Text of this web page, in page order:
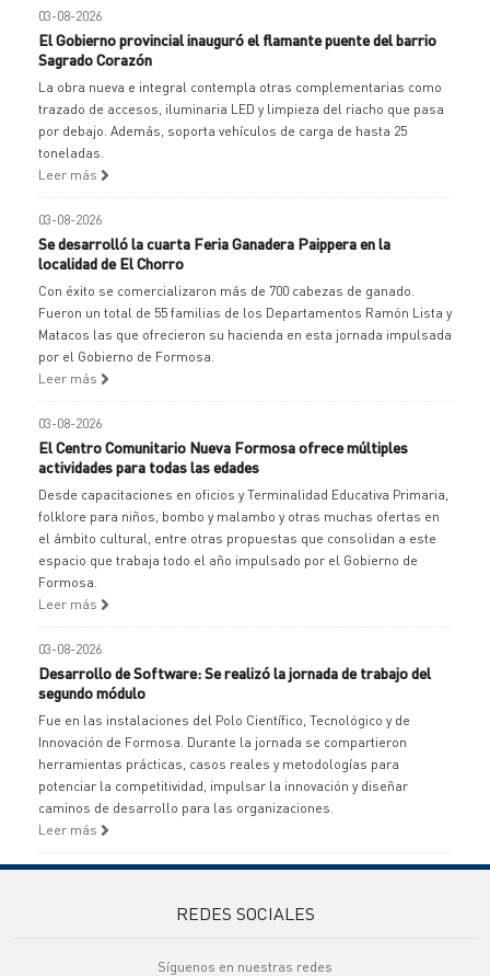
03-08-2026
El Gobierno provincial inauguró el flamante puente del barrio
Sagrado Corazón
La obra nueva e integral contempla otras complementarias como
trazado de accesos, iluminaria LED y limpieza del riacho que pasa
por debajo. Además, soporta vehículos de carga de hasta 25
toneladas.
Leer más
03-08-2026
Se desarrolló la cuarta Feria Ganadera Paippera en la
localidad de El Chorro
Con éxito se comercializaron más de 700 cabezas de ganado.
Fueron un total de 55 familias de los Departamentos Ramón Lista y
Matacos las que ofrecieron su hacienda en esta jornada impulsada
por el Gobierno de Formosa.
Leer más
03-08-2026
El Centro Comunitario Nueva Formosa ofrece múltiples
actividades para todas las edades
Desde capacitaciones en oficios y Terminalidad Educativa Primaria,
folklore para niños, bombo y malambo y otras muchas ofertas en
el ámbito cultural, entre otras propuestas que consolidan a este
espacio que trabaja todo el año impulsado por el Gobierno de
Formosa.
Leer más
03-08-2026
Desarrollo de Software: Se realizó la jornada de trabajo del
segundo módulo
Fue en las instalaciones del Polo Científico, Tecnológico y de
Innovación de Formosa. Durante la jornada se compartieron
herramientas prácticas, casos reales y metodologías para
potenciar la competitividad, impulsar la innovación y diseñar
caminos de desarrollo para las organizaciones.
Leer más
REDES SOCIALES
Síguenos en nuestras redes